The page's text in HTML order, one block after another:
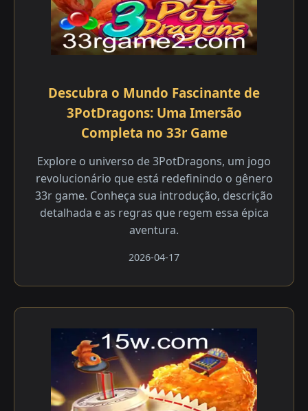
Descubra o Mundo Fascinante de
3PotDragons: Uma Imersão
Completa no 33r Game
Explore o universo de 3PotDragons, um jogo
revolucionário que está redefinindo o gênero
33r game. Conheça sua introdução, descrição
detalhada e as regras que regem essa épica
aventura.
2026-04-17